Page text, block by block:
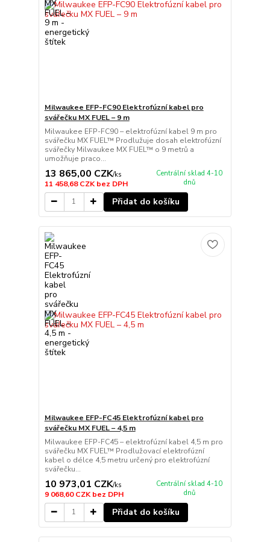
Milwaukee EFP-FC90 Elektrofúzní kabel pro
svářečku MX FUEL – 9 m
Milwaukee EFP-FC90 – elektrofúzní kabel 9 m pro
svářečku MX FUEL™ Prodlužuje dosah elektrofúzní
svářečky Milwaukee MX FUEL™ o 9 metrů a
umožňuje praco...
13 865,00 CZK/ks
11 458,68 CZKbez DPH
Centrální sklad 4-10
dnů
Přidat do košíku
Milwaukee EFP-FC45 Elektrofúzní kabel pro
svářečku MX FUEL – 4,5 m
Milwaukee EFP-FC45 – elektrofúzní kabel 4,5 m pro
svářečku MX FUEL™ Prodlužovací elektrofúzní
kabel o délce 4,5 metru určený pro elektrofúzní
svářečku...
10 973,01 CZK/ks
9 068,60 CZKbez DPH
Centrální sklad 4-10
dnů
Přidat do košíku